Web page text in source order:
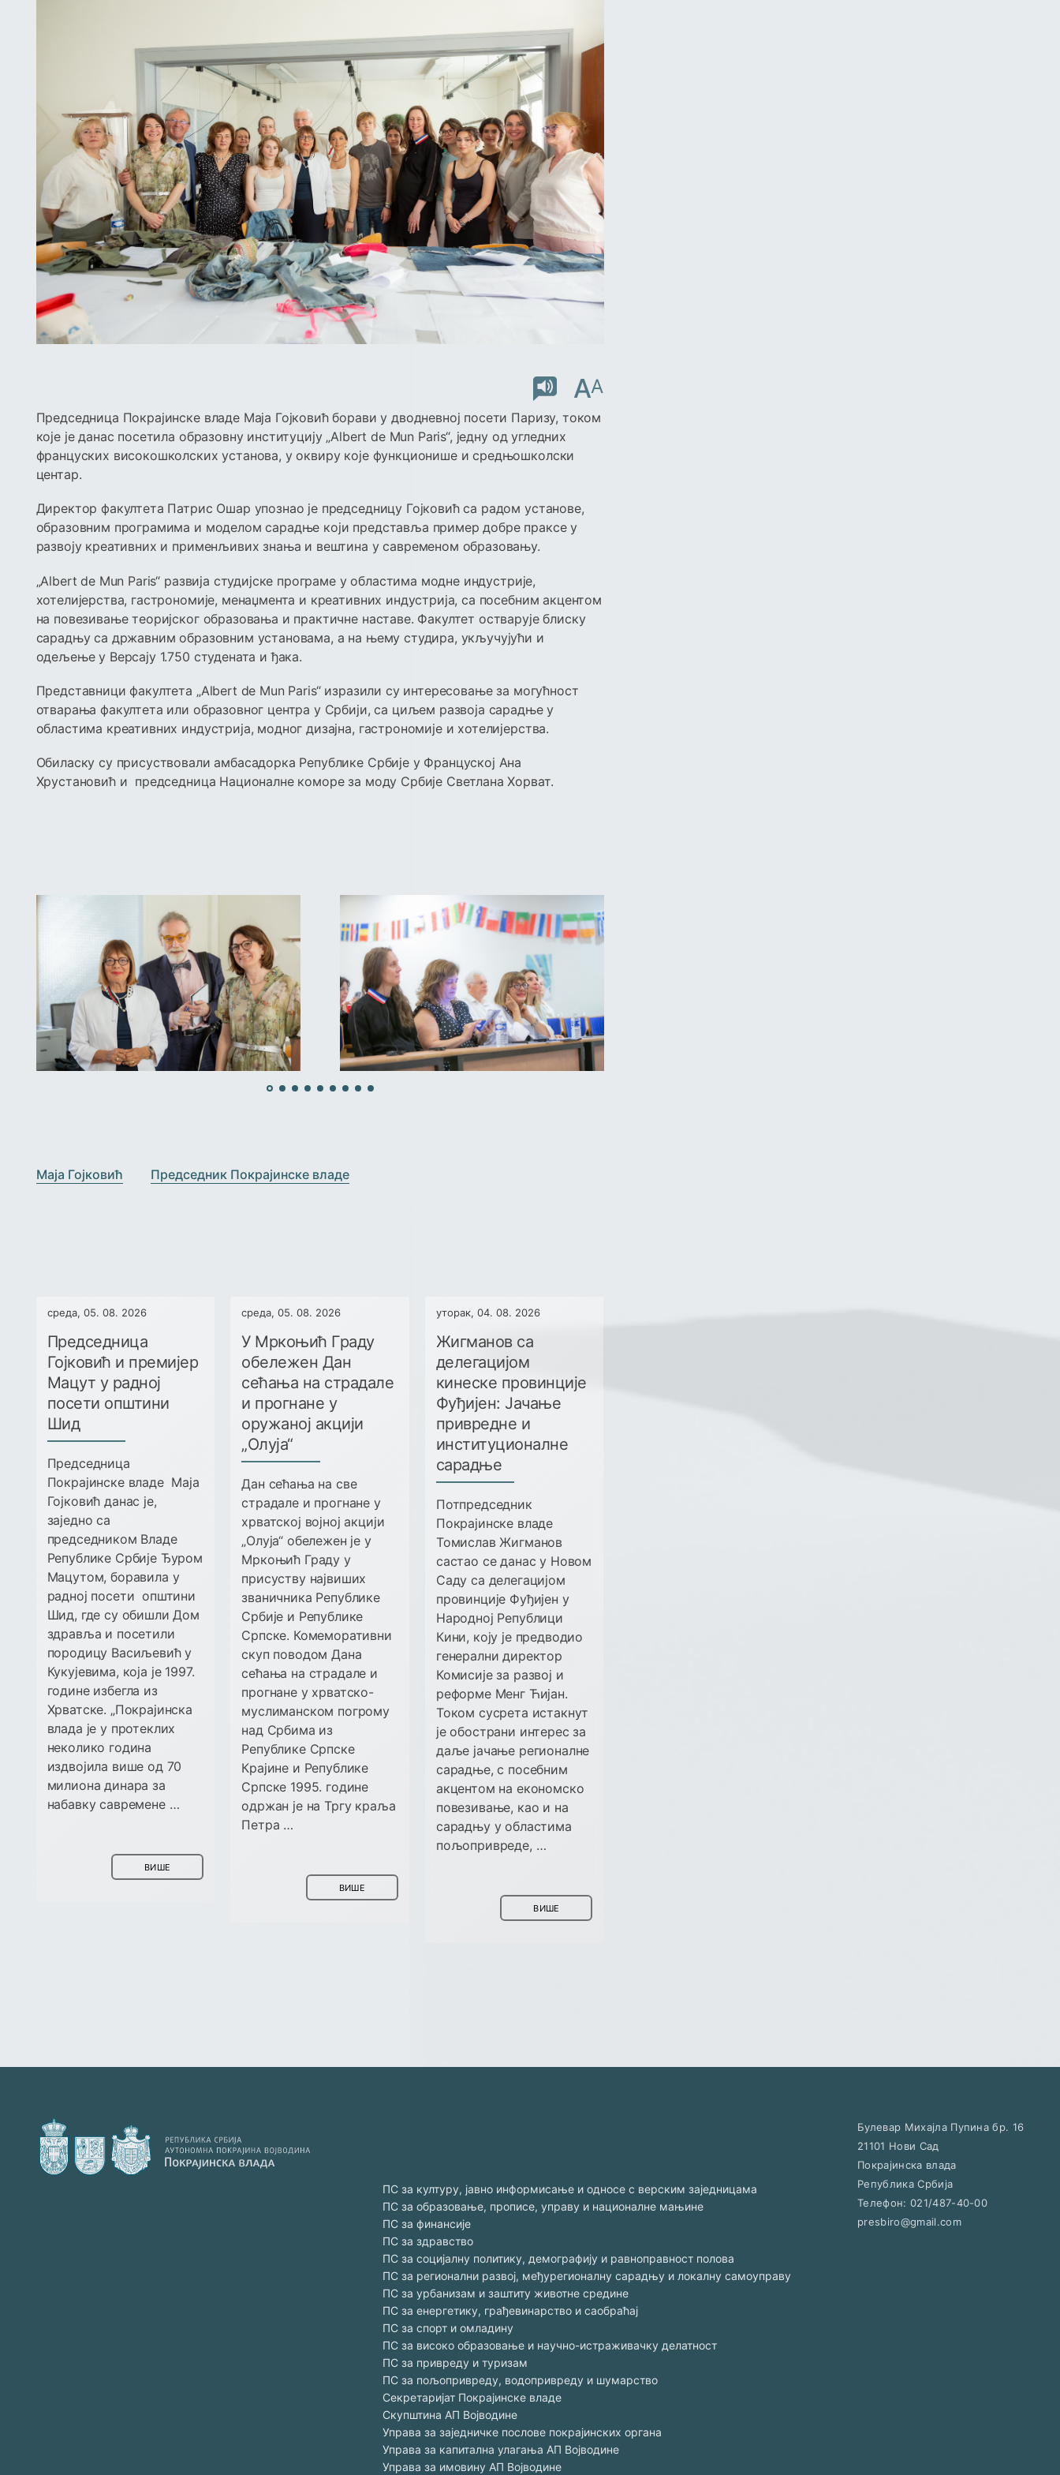
AA
Председница Покрајинске владе Маја Гојковић борави у дводневној посети Паризу, током
које је данас посетила образовну институцију „Albert de Mun Paris“, једну од угледних
француских високошколских установа, у oквиру које функционише и средњошколски
центар.
Директор факултета Патрис Ошар упознао је председницу Гојковић са радом установе,
образовним програмима и моделом сарадње који представља пример добре праксе у
развоју креативних и применљивих знања и вештина у савременом образовању.
„Albert de Mun Paris“ развија студијске програме у областима модне индустрије,
хотелијерства, гастрономије, менаџмента и креативних индустрија, са посебним акцентом
на повезивање теоријског образовања и практичне наставе. Факултет остварује блиску
сарадњу са државним образовним установама, а на њему студира, укључујући и
одељење у Версају 1.750 студената и ђака.
Представници факултета „Albert de Mun Paris“ изразили су интересовање за могућност
отварања факултета или образовног центра у Србији, са циљем развоја сарадње у
областима креативних индустрија, модног дизајна, гастрономије и хотелијерства.
Обиласку су присуствовали амбасадорка Републике Србије у Француској Ана
Хрустановић и председница Националне коморе за моду Србије Светлана Хорват.
Маја Гојковић Председник Покрајинске владе
среда, 05. 08. 2026
Председница
Гојковић и премијер
Мацут у радној
посети општини
Шид
Председница
Покрајинске владе Маја
Гојковић данас је,
заједно са
председником Владе
Републике Србије Ђуром
Мацутом, боравила у
радној посети општини
Шид, где су обишли Дом
здравља и посетили
породицу Васиљевић у
Кукујевима, која је 1997.
године избегла из
Хрватске. „Покрајинска
влада је у протеклих
неколико година
издвојила више од 70
милиона динара за
набавку савремене …
ВИШЕ
среда, 05. 08. 2026
У Мркоњић Граду
обележен Дан
сећања на страдале
и прогнане у
оружаној акцији
„Олуја“
Дан сећања на све
страдале и прогнане у
хрватској војној акцији
„Олуја“ обележен је у
Мркоњић Граду у
присуству највиших
званичника Републике
Србије и Републике
Српске. Комеморативни
скуп поводом Дана
сећања на страдале и
прогнане у хрватско-
муслиманском погрому
над Србима из
Републике Српске
Крајине и Републике
Српске 1995. године
одржан је на Тргу краља
Петра …
ВИШЕ
уторак, 04. 08. 2026
Жигманов са
делегацијом
кинеске провинције
Фуђијен: Јачање
привредне и
институционалне
сарадње
Потпредседник
Покрајинске владе
Томислав Жигманов
састао се данас у Новом
Саду са делегацијом
провинције Фуђијен у
Народној Републици
Кини, коју је предводио
генерални директор
Комисије за развој и
реформе Менг Ћијан.
Током сусрета истакнут
је обострани интерес за
даље јачање регионалне
сарадње, с посебним
акцентом на економско
повезивање, као и на
сарадњу у областима
пољопривреде, …
ВИШЕ
ПС за културу, јавно информисање и односе с верским заједницама
ПС за образовање, прописе, управу и националне мањине
ПС за финансије
ПС за здравство
ПС за социјалну политику, демографију и равноправност полова
ПС за регионални развој, међурегионалну сарадњу и локалну самоуправу
ПС за урбанизам и заштиту животне средине
ПС за енергетику, грађевинарство и саобраћај
ПС за спорт и омладину
ПС за високо образовање и научно-истраживачку делатност
ПС за привреду и туризам
ПС за пољопривреду, водопривреду и шумарство
Секретаријат Покрајинске владе
Скупштина АП Војводине
Управа за заједничке послове покрајинских органа
Управа за капитална улагања АП Војводине
Управа за имовину АП Војводине
Булевар Михајла Пупина бр. 16
21101 Нови Сад
Покрајинска влада
Република Србија
Телефон: 021/487-40-00
presbiro@gmail.com